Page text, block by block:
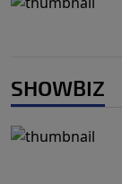
SHOWBIZ